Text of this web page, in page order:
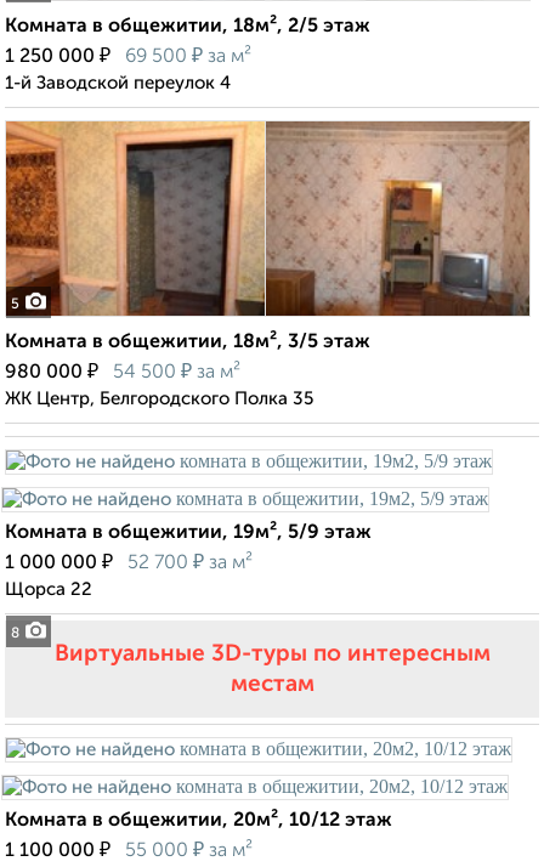
Комната в общежитии, 18м², 2/5 этаж
1 250 000 ₽ 69 500 ₽ за м²
1-й Заводской переулок 4
5
Комната в общежитии, 18м², 3/5 этаж
980 000 ₽ 54 500 ₽ за м²
ЖК Центр, Белгородского Полка 35
8
Комната в общежитии, 19м², 5/9 этаж
1 000 000 ₽ 52 700 ₽ за м²
Щорса 22
Виртуальные 3D-туры по интересным
местам
Комната в общежитии, 20м², 10/12 этаж
1 100 000 ₽ 55 000 ₽ за м²